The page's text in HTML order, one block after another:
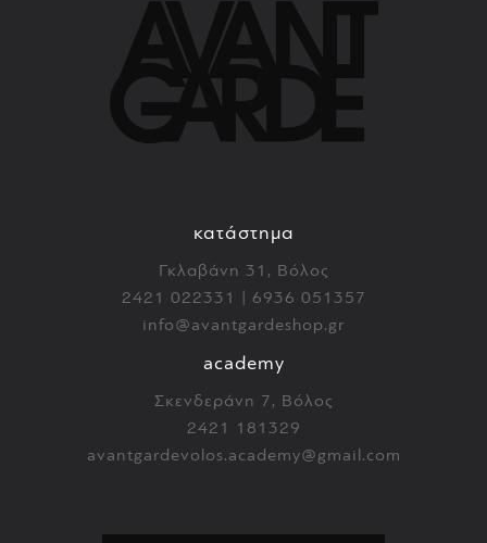
κατάστημα
Γκλαβάνη 31, Βόλος
2421 022331 | 6936 051357
info@avantgardeshop.gr
academy
Σκενδεράνη 7, Βόλος
2421 181329
avantgardevolos.academy@gmail.com